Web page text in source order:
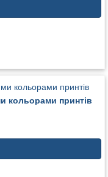
кольорами принтів